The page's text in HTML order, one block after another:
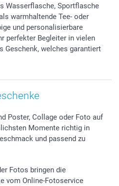
Wasserflasche, Sportflasche
warmhaltende Tee- oder
und personalisierbare
perfekter Begleiter in vielen
Geschenk, welches garantiert
Poster, Collage oder Foto auf
Momente richtig in
und passend zu
Fotos bringen die
vom Online-Fotoservice